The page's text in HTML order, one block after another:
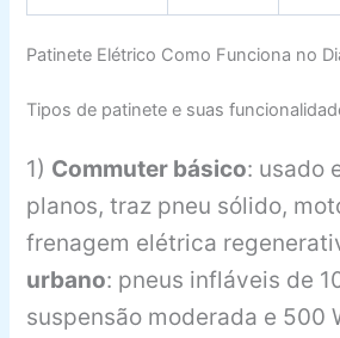
Patinete Elétrico Como Funciona no
Tipos de patinete e suas
1) Commuter básico: usado
planos, traz pneu sólido,
frenagem elétrica
urbano: pneus infláveis de
suspensão moderada e 500